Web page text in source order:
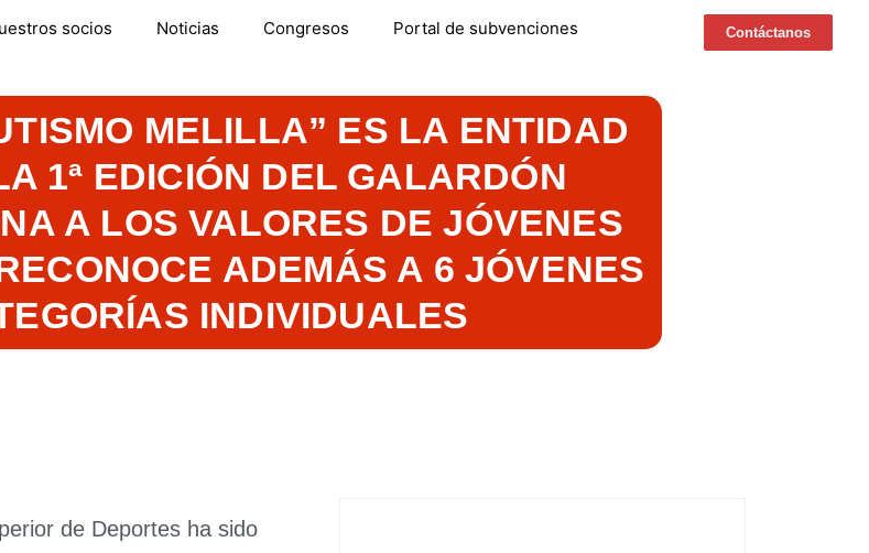
socios Noticias Congresos Portal de subvenciones Contáctanos
MELILLA” ES LA ENTIDAD
1ª EDICIÓN DEL GALARDÓN
A LOS VALORES DE JÓVENES
ADEMÁS A 6 JÓVENES
INDIVIDUALES
de Deportes ha sido